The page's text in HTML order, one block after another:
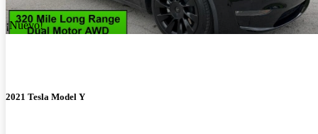
¡Nuevo!
2021 Tesla Model Y